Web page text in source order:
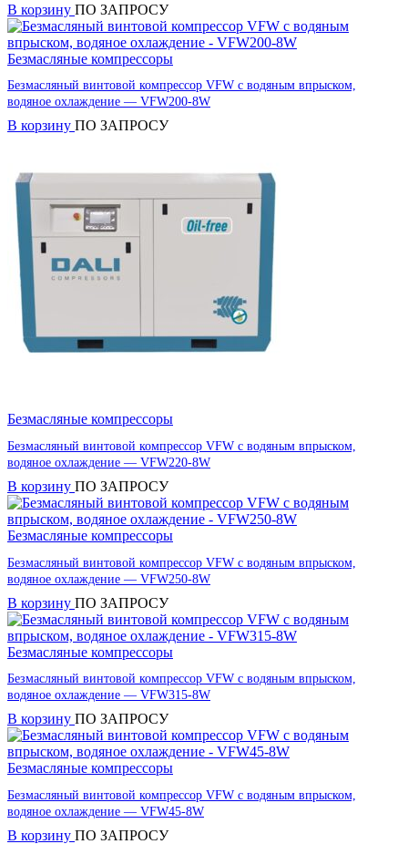
В корзину ПО ЗАПРОСУ
Безмасляные компрессоры
Безмасляный винтовой компрессор VFW с водяным впрыском,
водяное охлаждение — VFW200-8W
В корзину ПО ЗАПРОСУ
Безмасляные компрессоры
Безмасляный винтовой компрессор VFW с водяным впрыском,
водяное охлаждение — VFW220-8W
В корзину ПО ЗАПРОСУ
Безмасляные компрессоры
Безмасляный винтовой компрессор VFW с водяным впрыском,
водяное охлаждение — VFW250-8W
В корзину ПО ЗАПРОСУ
Безмасляные компрессоры
Безмасляный винтовой компрессор VFW с водяным впрыском,
водяное охлаждение — VFW315-8W
В корзину ПО ЗАПРОСУ
Безмасляные компрессоры
Безмасляный винтовой компрессор VFW с водяным впрыском,
водяное охлаждение — VFW45-8W
В корзину ПО ЗАПРОСУ